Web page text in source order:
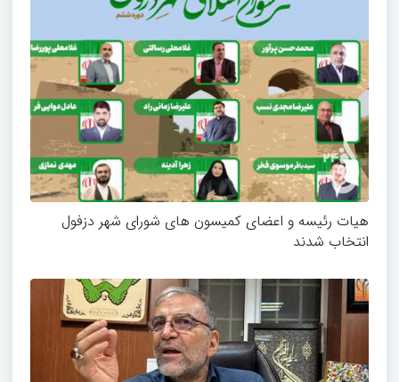
هیات رئیسه و اعضای کمیسون های شورای شهر دزفول
انتخاب شدند